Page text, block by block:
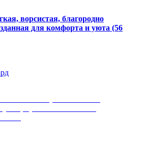
ворсистая, благородно
для комфорта и уюта (56